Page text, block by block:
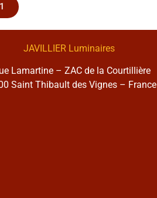
JAVILLIER Luminaires
Lamartine – ZAC de la Courtillière
Saint Thibault des Vignes – France